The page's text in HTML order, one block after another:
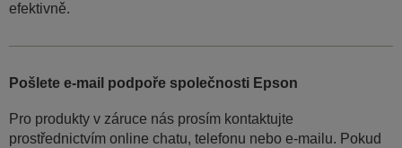
efektivně.
Pošlete e-mail podpoře společnosti Epson
Pro produkty v záruce nás prosím kontaktujte
prostřednictvím online chatu, telefonu nebo e-mailu. Pokud